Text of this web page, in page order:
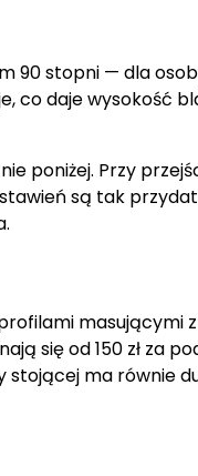
90 stopni — dla
co daje wysokość
poniżej. Przy
są tak
masującymi
się od 150 zł za
stojącej ma równie